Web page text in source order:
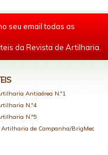
seu email todas as
da Revista de Artilharia.
Antiaérea N.º1
N.º4
N.º5
Artilharia de Campanha/BrigMec